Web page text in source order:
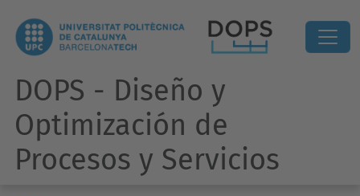
DOPS - Diseño y
Optimización de
Procesos y Servicios